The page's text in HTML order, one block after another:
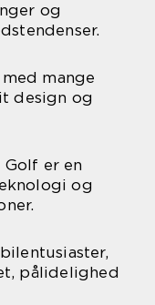
og
mange
design og
er en
og
pålidelighed